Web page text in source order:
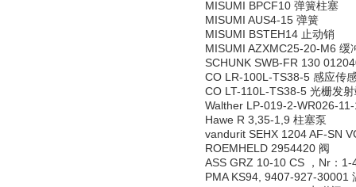
MISUMI BPCF10 弹簧柱塞
MISUMI AUS4-15 弹簧
MISUMI BSTEH14 止动销
MISUMI AZXMC25-20-M6 缓
SCHUNK SWB-FR 130
CO LR-100L-TS38-5 感应传
CO LT-110L-TS38-5 光栅发
Walther LP-019-2-WR026-
Hawe R 3,35-1,9 柱塞泵
vandurit SEHX 1204 AF-SN
ROEMHELD 2954420 阀
ASS GRZ 10-10 CS ，Nr：
PMA KS94, 9407-927-30001